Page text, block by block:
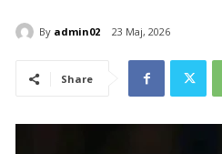
By admin02 23 Maj, 2026
Share